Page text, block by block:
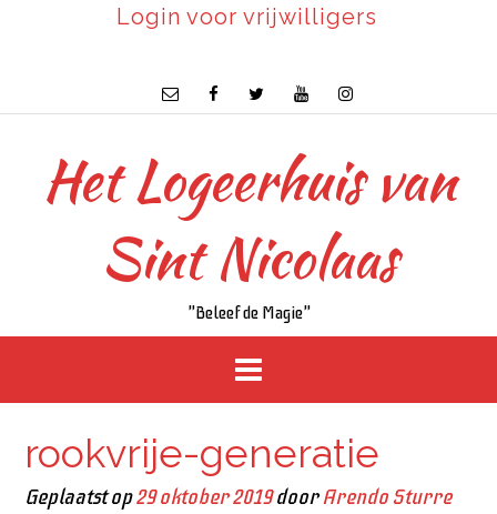
Login voor vrijwilligers
Het Logeerhuis van
Sint Nicolaas
"Beleef de Magie"
rookvrije-generatie
Geplaatst op29 oktober 2019doorArendo Sturre